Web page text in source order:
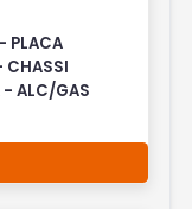
PLACA
CHASSI
- ALC/GAS